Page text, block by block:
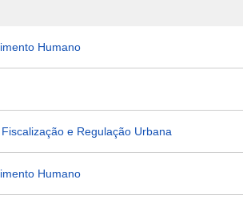
Humano
e Regulação Urbana
Humano